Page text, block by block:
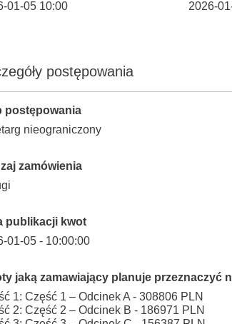
01-05 10:00
2026-
postępowania
postępowania
nieograniczony
zamówienia
publikacji kwot
01-05 - 10:00:00
jaką zamawiający planuje przeznaczyć
1: Część 1 – Odcinek A - 308806 PLN
2: Część 2 – Odcinek B - 186971 PLN